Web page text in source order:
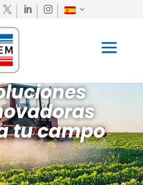
  
tu campo